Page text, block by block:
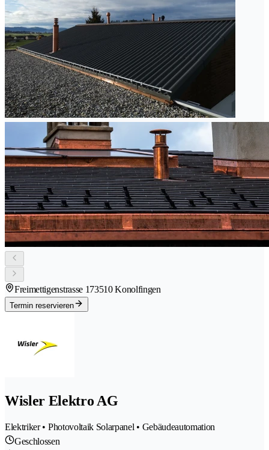
Freimettigenstrasse 173510 Konolfingen
Termin reservieren
Wisler Elektro AG
Elektriker • Photovoltaik Solarpanel • Gebäudeautomation
Geschlossen